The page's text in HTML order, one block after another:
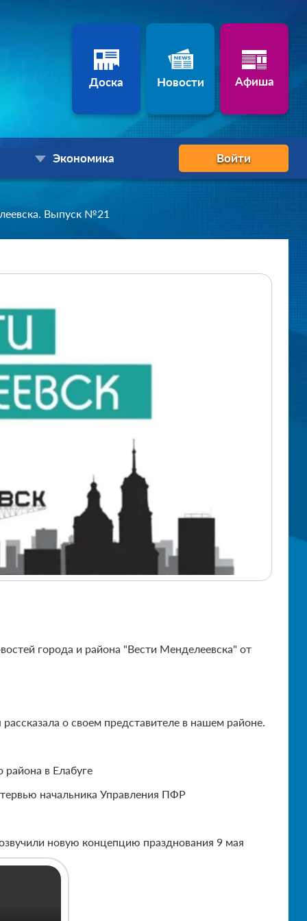
Доска Новости Афиша
Экономика Войти
Выпуск №21
города и района "Вести Менделеевска" от
о своем представителе в нашем районе.
района в Елабуге
начальника Управления ПФР
новую концепцию празднования 9 мая